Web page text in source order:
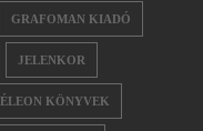
GRAFOMAN KIADÓ
JELENKOR
KÖNYVEK